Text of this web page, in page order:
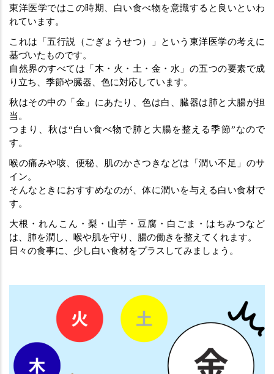
東洋医学ではこの時期、白い食べ物を意識すると良いといわ
れています。
これは「五行説（ごぎょうせつ）」という東洋医学の考えに
基づいたものです。
自然界のすべては「木・火・土・金・水」の五つの要素で成
り立ち、季節や臓器、色に対応しています。
秋はその中の「金」にあたり、色は白、臓器は肺と大腸が担
当。
つまり、秋は“白い食べ物で肺と大腸を整える季節”なので
す。
喉の痛みや咳、便秘、肌のかさつきなどは「潤い不足」のサ
イン。
そんなときにおすすめなのが、体に潤いを与える白い食材で
す。
大根・れんこん・梨・山芋・豆腐・白ごま・はちみつなど
は、肺を潤し、喉や肌を守り、腸の働きを整えてくれます。
日々の食事に、少し白い食材をプラスしてみましょう。